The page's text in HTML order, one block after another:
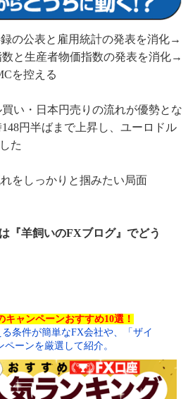
録の公表と雇用統計の発表を消化→
と生産者物価指数の発表を消化→
を控える
買い・日本円売りの流れが優勢とな
円半ばまで上昇し、ユーロドル
た
をしっかりと掴みたい局面
羊飼いのFXブログ』でどう
キャンペーンおすすめ10選！
条件が簡単なFX会社や、「ザイ
ーンを厳選して紹介。